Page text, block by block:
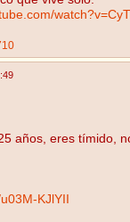
años, eres tímido,
KJlYII